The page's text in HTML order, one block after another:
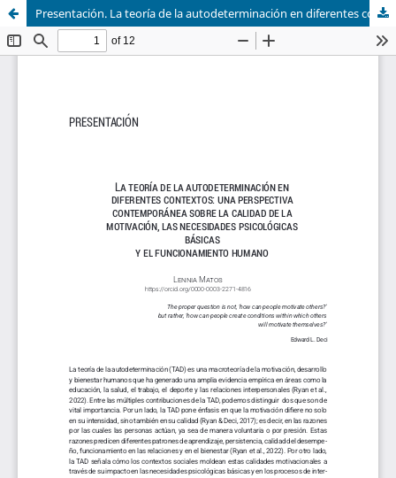
Presentación. La teoría de la autodeterminación en diferentes contextos.